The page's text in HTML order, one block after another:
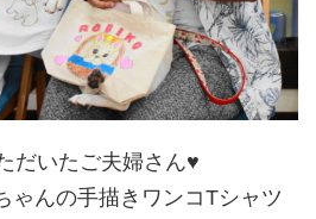
だいたご夫婦さん♥
ゃんの手描きワンコTシャツ